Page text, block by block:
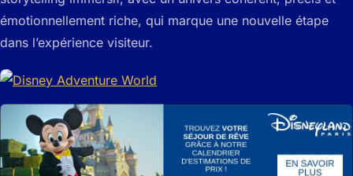
émotionnellement riche, qui marque une nouvelle étape
dans l’expérience visiteur.